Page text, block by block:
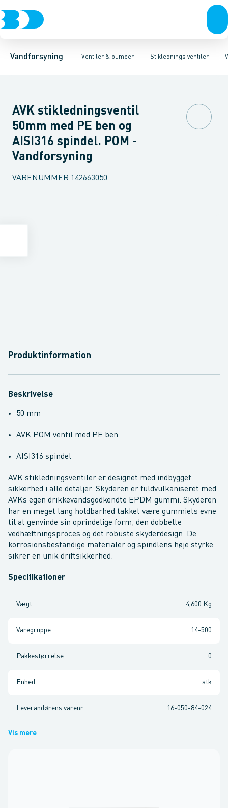
Vandforsyning Ventiler & pumper
Rør & fittingsKoblinger & anboringer Muffer, klemmer &
Stiklednings ventiler
Stiklednings ventilerHovedlednings ventilerGarniture
Ventiler, duktiljern Ventiler, POMVentiler, messing
AVK stikledningsventil
50mm med PE ben og
AISI316 spindel. POM -
Vandforsyning
VARENUMMER 142663050
Produktinformation
Beskrivelse
50 mm
AVK POM ventil med PE ben
AISI316 spindel
AVK stikledningsventiler er designet med indbygget
sikkerhed i alle detaljer. Skyderen er fuldvulkaniseret med
AVKs egen drikkevandsgodkendte EPDM gummi. Skyderen
har en meget lang holdbarhed takket være gummiets evne
til at genvinde sin oprindelige form, den dobbelte
vedhæftningsproces og det robuste skyderdesign. De
korrosionsbestandige materialer og spindlens høje styrke
sikrer en unik driftsikkerhed.
Specifikationer
Vægt: 4,600 Kg
Varegruppe: 14-500
Pakkestørrelse: 0
Enhed : stk
Leverandørens varenr. : 16-050-84-024
Vis mere